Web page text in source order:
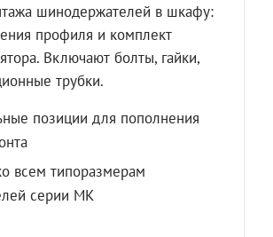
шинодержателей в шкафу:
профиля и комплект
Включают болты, гайки,
трубки.
позиции для пополнения
всем типоразмерам
серии МК